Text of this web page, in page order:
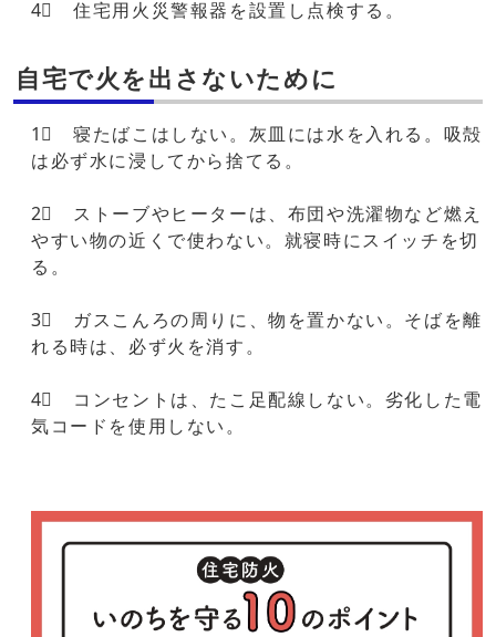
4⃣ 住宅用火災警報器を設置し点検する。
自宅で火を出さないために
1⃣ 寝たばこはしない。灰皿には水を入れる。吸殻
は必ず水に浸してから捨てる。
2⃣ ストーブやヒーターは、布団や洗濯物など燃え
やすい物の近くで使わない。就寝時にスイッチを切
る。
3⃣ ガスこんろの周りに、物を置かない。そばを離
れる時は、必ず火を消す。
4⃣ コンセントは、たこ足配線しない。劣化した電
気コードを使用しない。